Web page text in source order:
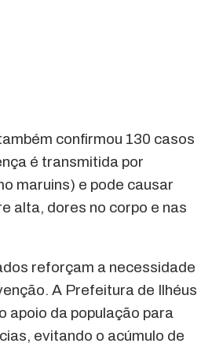
confirmou 130 casos
é transmitida por
maruins) e pode causar
alta, dores no corpo e nas
reforçam a necessidade
A Prefeitura de Ilhéus
apoio da população para
evitando o acúmulo de